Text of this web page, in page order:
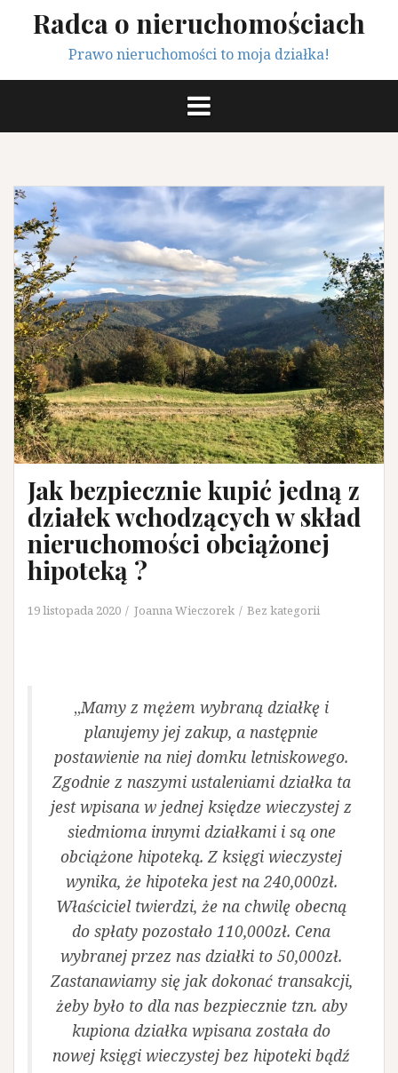
Radca o nieruchomościach
Prawo nieruchomości to moja działka!
Jak bezpiecznie kupić jedną z
działek wchodzących w skład
nieruchomości obciążonej
hipoteką ?
19 listopada 2020 Joanna Wieczorek Bez kategorii
„Mamy z mężem wybraną działkę i
planujemy jej zakup, a następnie
postawienie na niej domku letniskowego.
Zgodnie z naszymi ustaleniami działka ta
jest wpisana w jednej księdze wieczystej z
siedmioma innymi działkami i są one
obciążone hipoteką. Z księgi wieczystej
wynika, że hipoteka jest na 240,000zł.
Właściciel twierdzi, że na chwilę obecną
do spłaty pozostało 110,000zł. Cena
wybranej przez nas działki to 50,000zł.
Zastanawiamy się jak dokonać transakcji,
żeby było to dla nas bezpiecznie tzn. aby
kupiona działka wpisana została do
nowej księgi wieczystej bez hipoteki bądź